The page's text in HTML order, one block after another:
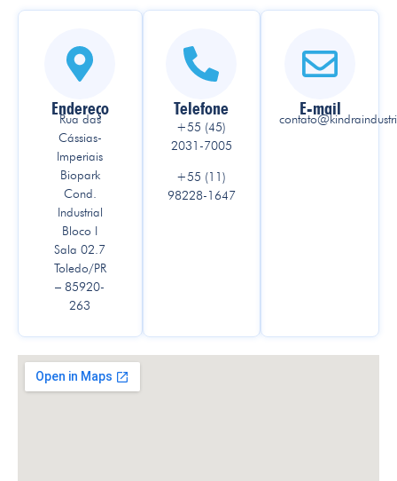
Endereço
Rua das
Cássias-
Imperiais
Biopark
Cond.
Industrial
Bloco I
Sala 02.7
Toledo/PR
– 85920-
263
Telefone
+55 (45)
2031-7005
+55 (11)
98228-1647
E-mail